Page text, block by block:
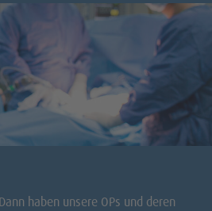
haben unsere OPs und deren